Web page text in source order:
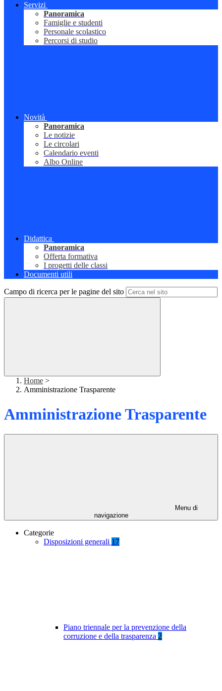
Servizi
Panoramica
Famiglie e studenti
Personale scolastico
Percorsi di studio
Novità
Panoramica
Le notizie
Le circolari
Calendario eventi
Albo Online
Didattica
Panoramica
Offerta formativa
I progetti delle classi
Documenti utili
Campo di ricerca per le pagine del sito
Home >
Amministrazione Trasparente
Amministrazione Trasparente
Menu di
navigazione
Categorie
Disposizioni generali 17
Piano triennale per la prevenzione della
corruzione e della trasparenza 2